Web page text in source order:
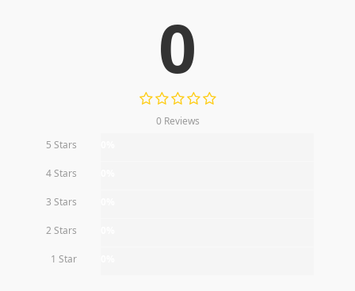
0
0 Reviews
5 Stars
4 Stars
3 Stars
2 Stars
1 Star